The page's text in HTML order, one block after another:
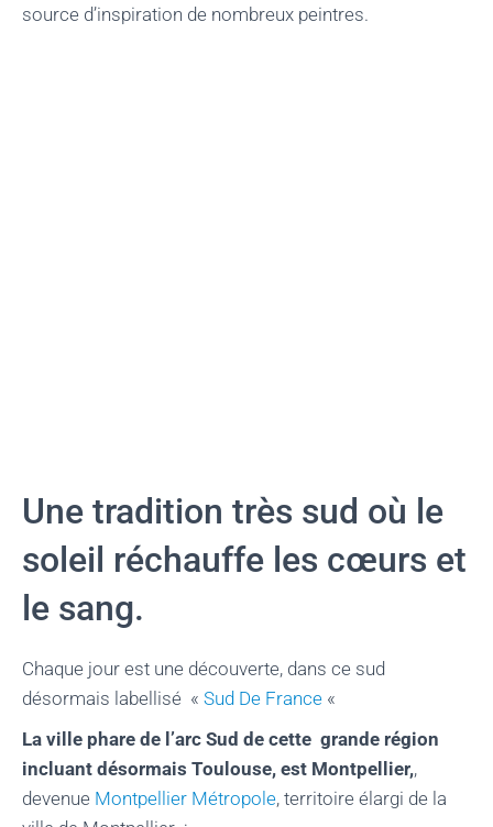
source d’inspiration de nombreux peintres.
Une tradition très sud où le
soleil réchauffe les cœurs et
le sang.
Chaque jour est une découverte, dans ce sud
désormais labellisé « Sud De France «
La ville phare de l’arc Sud de cette grande région
incluant désormais Toulouse, est Montpellier,,
devenue Montpellier Métropole, territoire élargi de la